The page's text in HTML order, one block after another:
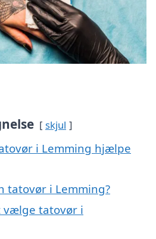
skjul
i Lemming hjælpe
tatovør i Lemming?
vælge tatovør i